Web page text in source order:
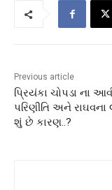
Previous article
પ્રિયંકા ચોપડા ના
પરિણીતિ અને રાઘવના
શું છે કારણ..?